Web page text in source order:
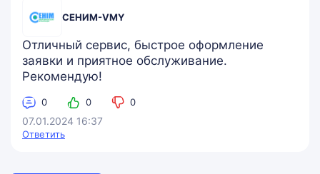
СЕНИМ-VMY
Отличный сервис, быстрое оформление
заявки и приятное обслуживание.
Рекомендую!
0 0 0
07.01.2024 16:37
Ответить